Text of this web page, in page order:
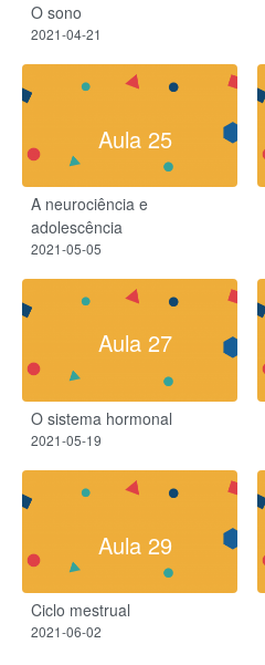
O sono
2021-04-21
Aula 25
A neurociência e
adolescência
2021-05-05
Aula 27
O sistema hormonal
2021-05-19
Aula 29
Ciclo mestrual
2021-06-02